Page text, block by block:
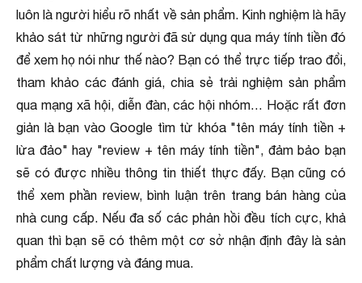
luôn là người hiểu rõ nhất về sản phẩm. Kinh nghiệm là hãy
khảo sát từ những người đã sử dụng qua máy tính tiền đó
để xem họ nói như thế nào? Bạn có thể trực tiếp trao đổi,
tham khảo các đánh giá, chia sẻ trải nghiệm sản phẩm
qua mạng xã hội, diễn đàn, các hội nhóm… Hoặc rất đơn
giản là bạn vào Google tìm từ khóa "tên máy tính tiền +
lừa đảo" hay "review + tên máy tính tiền", đảm bảo bạn
sẽ có được nhiều thông tin thiết thực đấy. Bạn cũng có
thể xem phần review, bình luận trên trang bán hàng của
nhà cung cấp. Nếu đa số các phản hồi đều tích cực, khả
quan thì bạn sẽ có thêm một cơ sở nhận định đây là sản
phẩm chất lượng và đáng mua.